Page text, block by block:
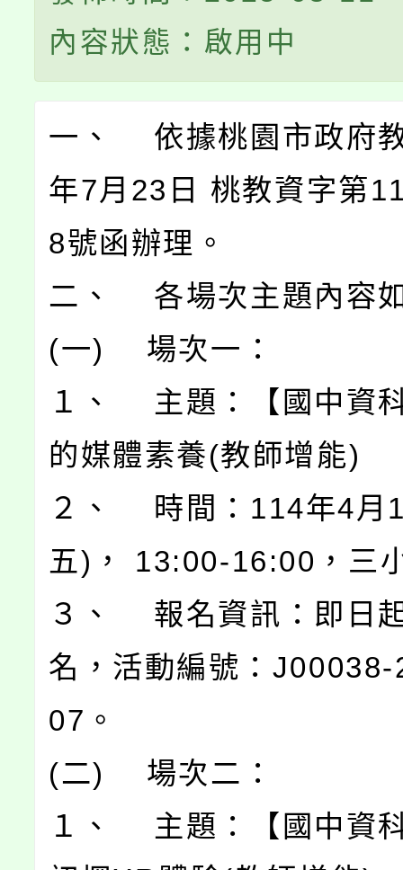
內容狀態：啟用中
一、 依據桃園市政府
年7月23日 桃教資字第
8號函辦理。
二、 各場次主題內容
(一) 場次一：
１、 主題：【國中資
的媒體素養(教師增能)
２、 時間：114年4月
五)， 13:00-16:00，三
３、 報名資訊：即日
名，活動編號：
07。
(二) 場次二：
１、 主題：【國中資